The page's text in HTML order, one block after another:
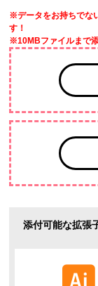
※データをお持ちでな
す！
※10MBファイルまで
添付可能な拡張